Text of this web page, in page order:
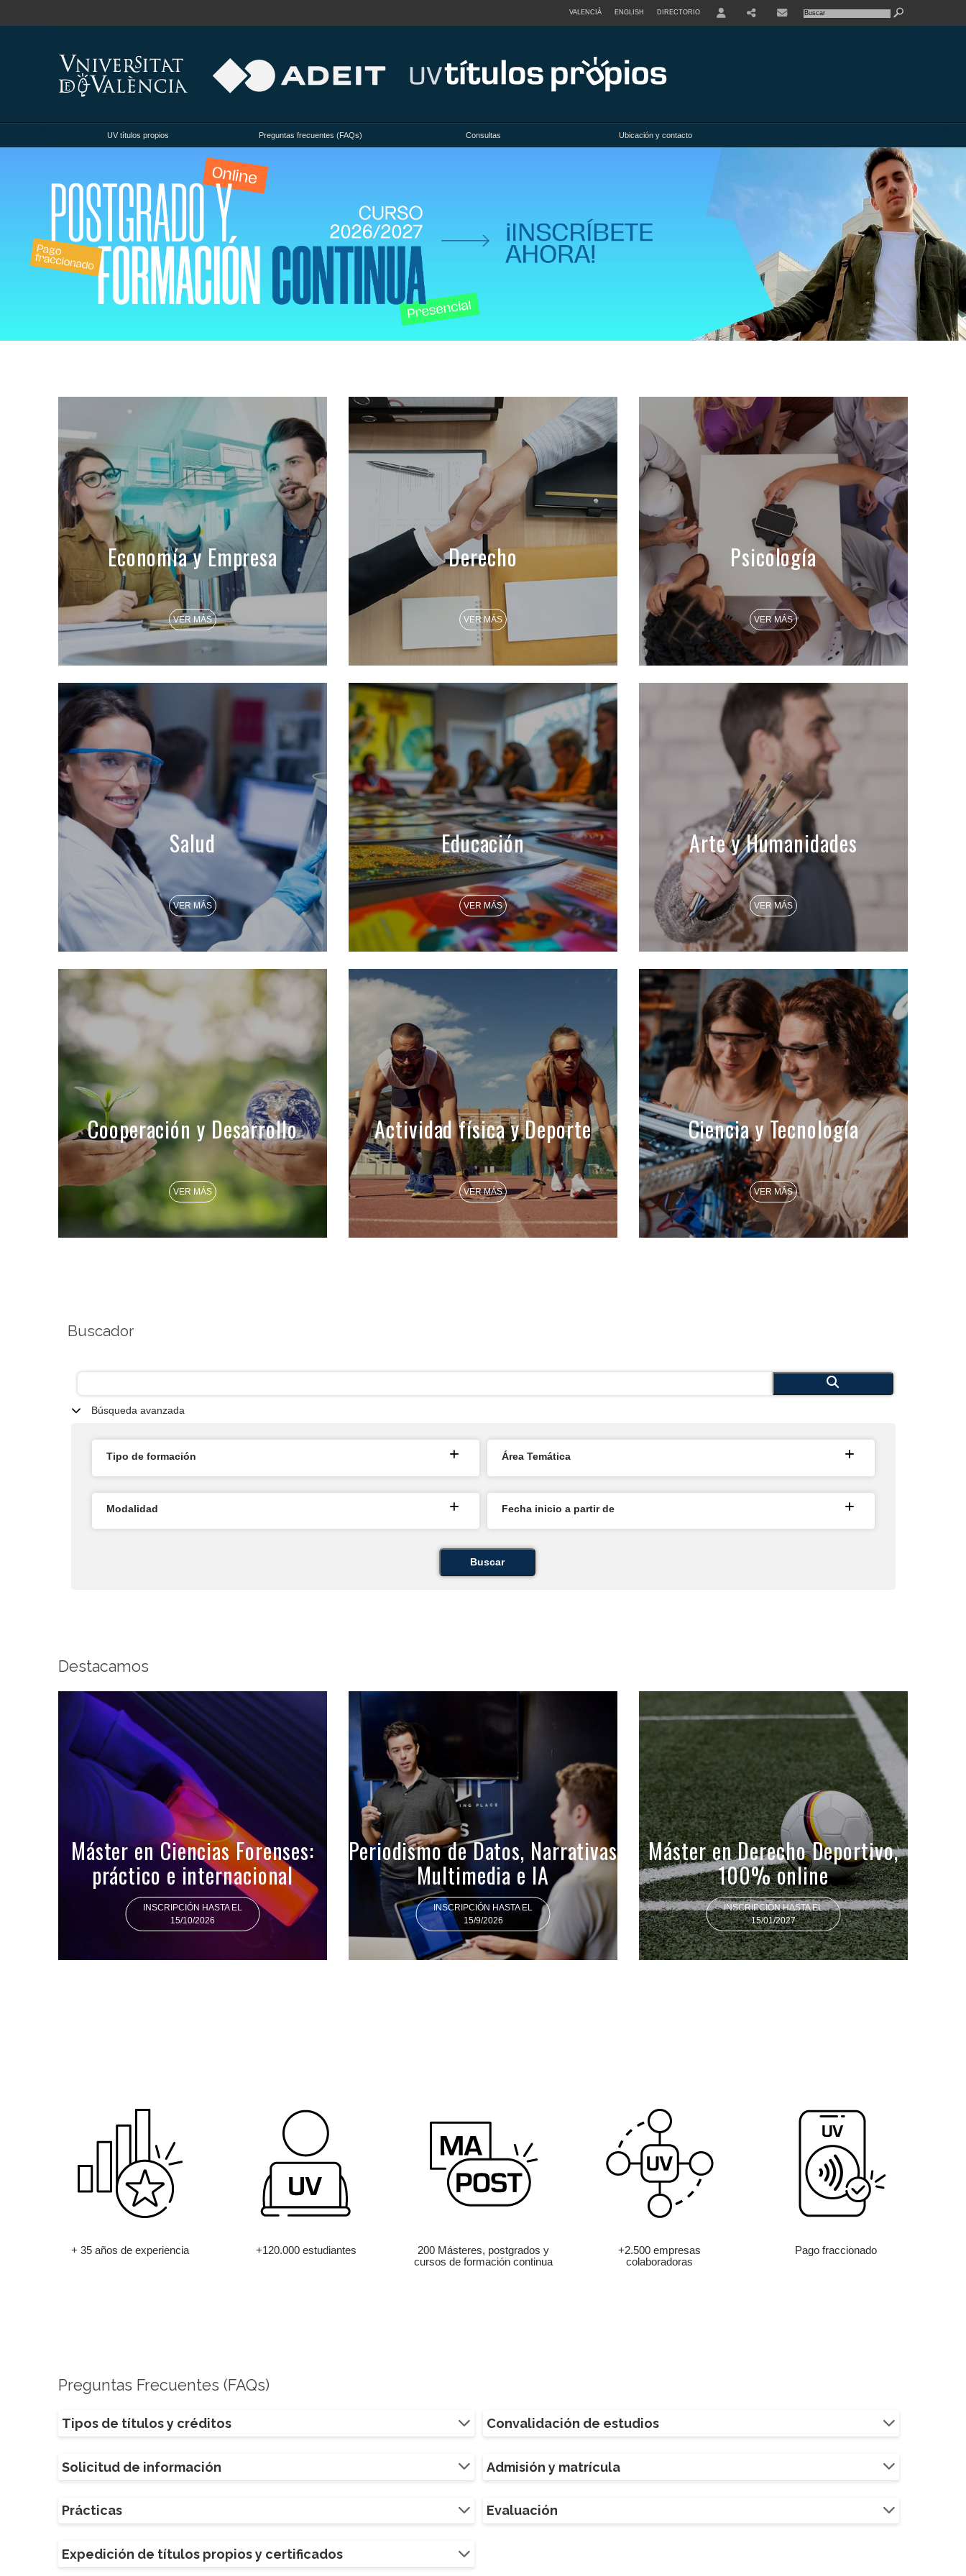
VALENCIÀ ENGLISH DIRECTORIO
UV títulos propios Preguntas frecuentes (FAQs) Consultas Ubicación y contacto
Economía y Empresa
VER MÁS
Derecho
VER MÁS
Psicología
VER MÁS
Salud
VER MÁS
Educación
VER MÁS
Arte y Humanidades
VER MÁS
Cooperación y Desarrollo
VER MÁS
Actividad física y Deporte
VER MÁS
Ciencia y Tecnología
VER MÁS
Buscador
Búsqueda avanzada
Tipo de formación Área Temática
Modalidad Fecha inicio a partir de
Buscar
Destacamos
Máster en Ciencias Forenses:
práctico e internacional
INSCRIPCIÓN HASTA EL
15/10/2026
Periodismo de Datos, Narrativas
Multimedia e IA
INSCRIPCIÓN HASTA EL
15/9/2026
Máster en Derecho Deportivo,
100% online
INSCRIPCIÓN HASTA EL
15/01/2027
+ 35 años de experiencia +120.000 estudiantes
200 Másteres, postgrados y
cursos de formación continua
+2.500 empresas
colaboradoras
Pago fraccionado
Preguntas Frecuentes (FAQs)
Tipos de títulos y créditos Convalidación de estudios
Solicitud de información Admisión y matrícula
Prácticas Evaluación
Expedición de títulos propios y certificados